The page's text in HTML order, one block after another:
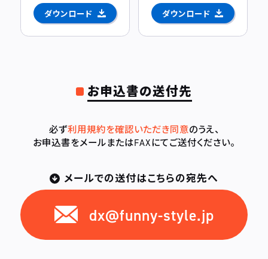
ダウンロード ダウンロード
お申込書の送付先
必ず利用規約を確認いただき同意のうえ、
お申込書をメールまたはFAXにてご送付ください。
メールでの送付はこちらの宛先へ
dx@funny-style.jp